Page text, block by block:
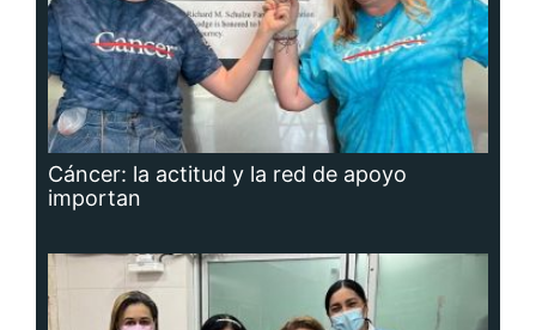
Cáncer: la actitud y la red de apoyo
importan